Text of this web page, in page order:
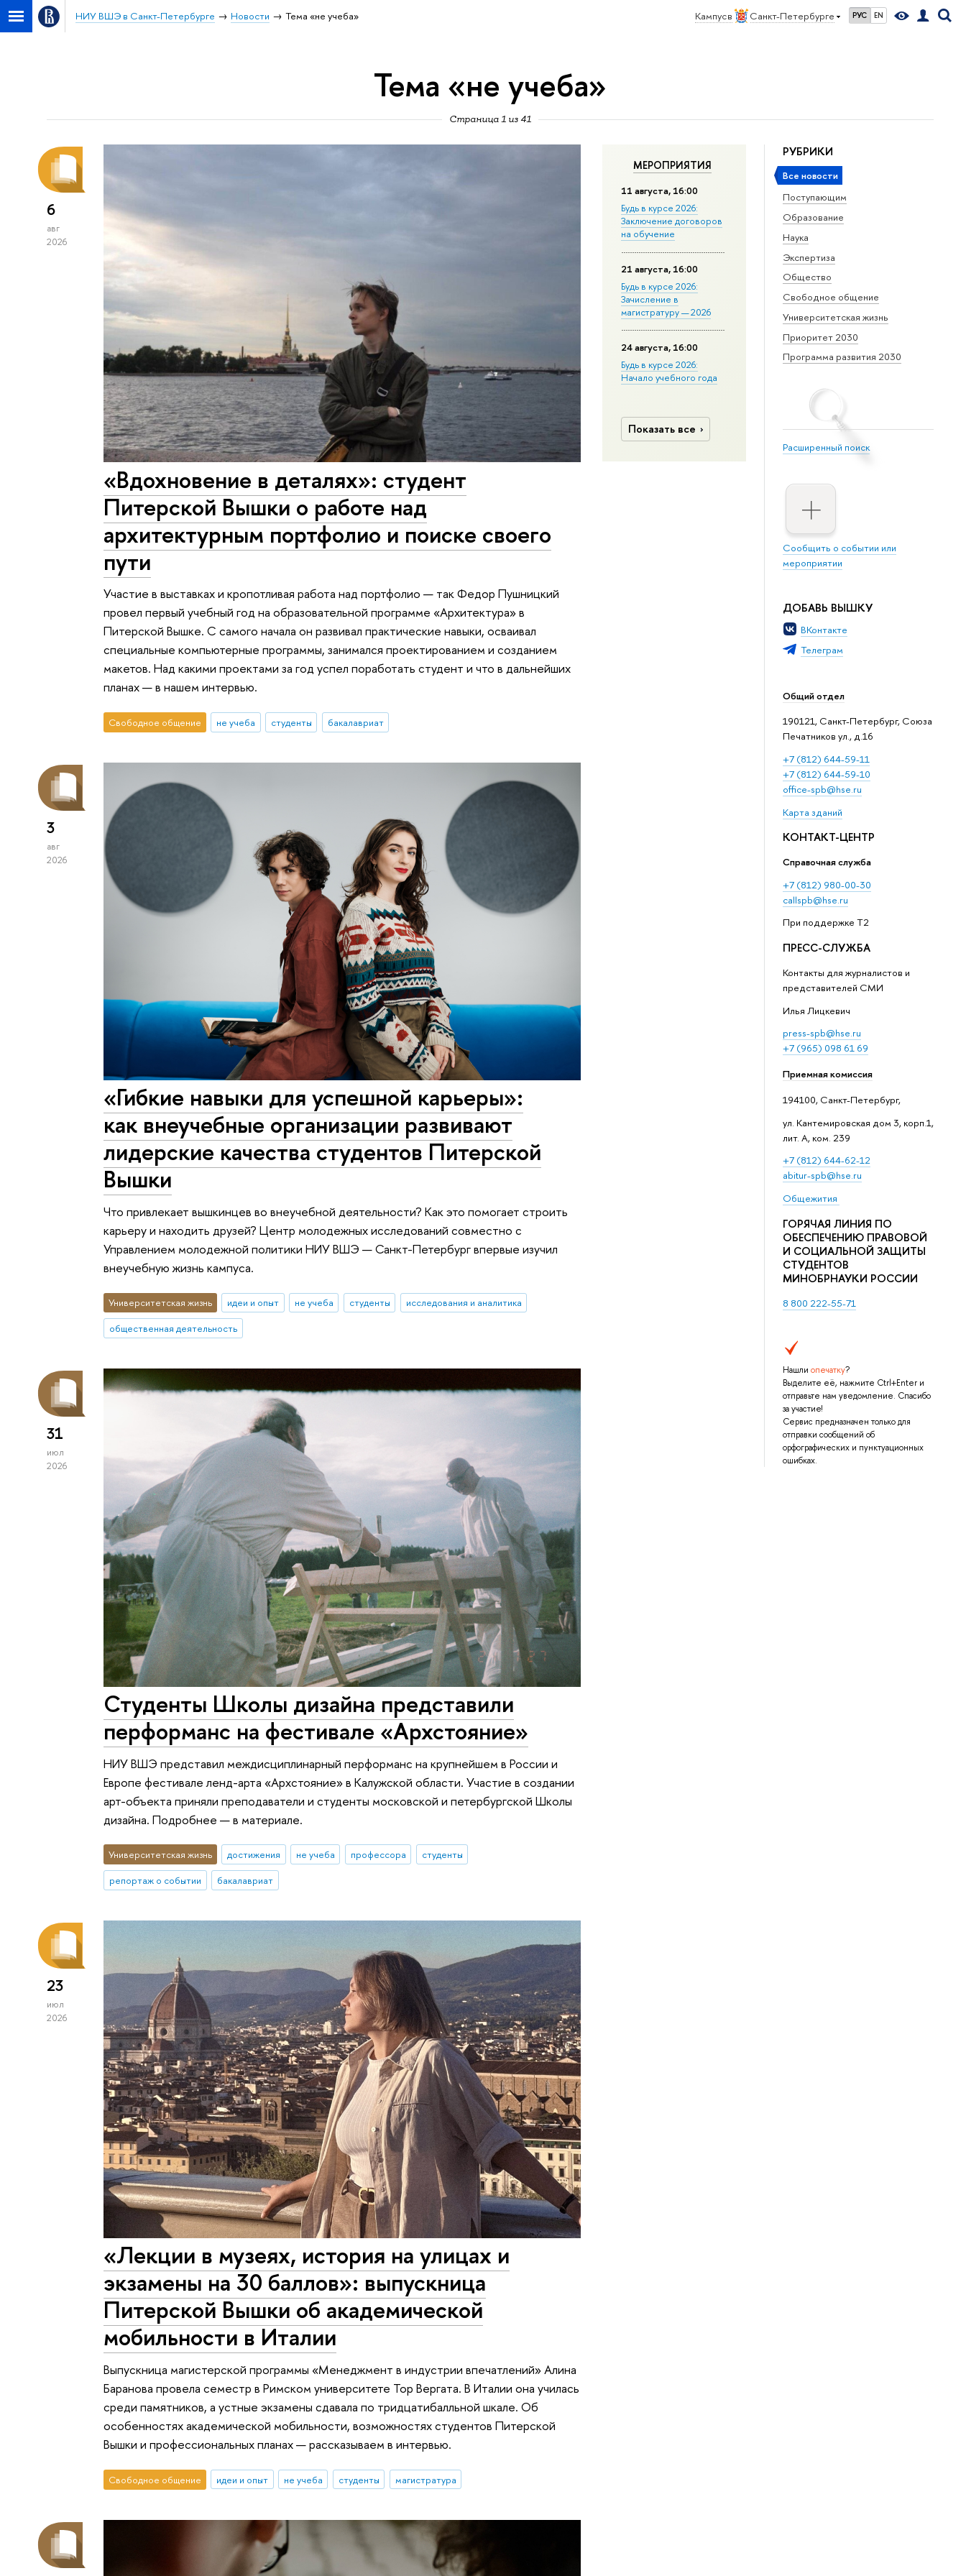
Кампус в Санкт-Петербурге РУС EN
НИУ ВШЭ в Санкт-Петербурге Новости Тема «не учеба»
Тема «не учеба»
Страница 1 из 41
РУБРИКИ
Все новости
Поступающим
Образование
Наука
Экспертиза
Общество
Свободное общение
Университетская жизнь
Приоритет 2030
Программа развития 2030
Расширенный поиск
Сообщить о событии или
мероприятии
ДОБАВЬ ВЫШКУ
ВКонтакте
Телеграм
Общий отдел
190121, Санкт-Петербург, Союза
Печатников ул., д.16
+7 (812) 644-59-11
+7 (812) 644-59-10
office-spb@hse.ru
Карта зданий
КОНТАКТ-ЦЕНТР
Справочная служба
+7 (812) 980-00-30
callspb@hse.ru
При поддержке T2
ПРЕСС-СЛУЖБА
Контакты для журналистов и
представителей СМИ
Илья Лицкевич
press-spb@hse.ru
+7 (965) 098 61 69
Приемная комиссия
194100, Санкт-Петербург,
ул. Кантемировская дом 3, корп.1,
лит. А, ком. 239
+7 (812) 644-62-12
abitur-spb@hse.ru
Общежития
ГОРЯЧАЯ ЛИНИЯ ПО
ОБЕСПЕЧЕНИЮ ПРАВОВОЙ
И СОЦИАЛЬНОЙ ЗАЩИТЫ
СТУДЕНТОВ
МИНОБРНАУКИ РОССИИ
8 800 222-55-71
Нашли опечатку?
Выделите её, нажмите Ctrl+Enter и
отправьте нам уведомление. Спасибо
за участие!
Сервис предназначен только для
отправки сообщений об
орфографических и пунктуационных
ошибках.
МЕРОПРИЯТИЯ
11 августа, 16:00
Будь в курсе 2026:
Заключение договоров
на обучение
21 августа, 16:00
Будь в курсе 2026:
Зачисление в
магистратуру — 2026
24 августа, 16:00
Будь в курсе 2026:
Начало учебного года
Показать все
6
авг
2026
«Вдохновение в деталях»: студент
Питерской Вышки о работе над
архитектурным портфолио и поиске своего
пути
Участие в выставках и кропотливая работа над портфолио — так Федор Пушницкий
провел первый учебный год на образовательной программе «Архитектура» в
Питерской Вышке. С самого начала он развивал практические навыки, осваивал
специальные компьютерные программы, занимался проектированием и созданием
макетов. Над какими проектами за год успел поработать студент и что в дальнейших
планах — в нашем интервью.
Свободное общение не учеба студенты бакалавриат
3
авг
2026
«Гибкие навыки для успешной карьеры»:
как внеучебные организации развивают
лидерские качества студентов Питерской
Вышки
Что привлекает вышкинцев во внеучебной деятельности? Как это помогает строить
карьеру и находить друзей? Центр молодежных исследований совместно с
Управлением молодежной политики НИУ ВШЭ — Санкт-Петербург впервые изучил
внеучебную жизнь кампуса.
Университетская жизнь идеи и опыт не учеба студенты
исследования и аналитика
общественная деятельность
31
июл
2026
Студенты Школы дизайна представили
перформанс на фестивале «Архстояние»
НИУ ВШЭ представил междисциплинарный перформанс на крупнейшем в России и
Европе фестивале ленд-арта «Архстояние» в Калужской области. Участие в создании
арт-объекта приняли преподаватели и студенты московской и петербургской Школы
дизайна. Подробнее — в материале.
Университетская жизнь достижения не учеба профессора
студенты
репортаж о событии
бакалавриат
23
июл
2026
«Лекции в музеях, история на улицах и
экзамены на 30 баллов»: выпускница
Питерской Вышки об академической
мобильности в Италии
Выпускница магистерской программы «Менеджмент в индустрии впечатлений» Алина
Баранова провела семестр в Римском университете Тор Вергата. В Италии она училась
среди памятников, а устные экзамены сдавала по тридцатибалльной шкале. Об
особенностях академической мобильности, возможностях студентов Питерской
Вышки и профессиональных планах — рассказываем в интервью.
Свободное общение идеи и опыт не учеба студенты магистратура